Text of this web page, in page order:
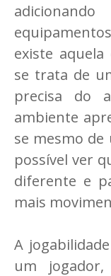
existe
se trata de
precisa do
ambiente
se mesmo de
possível ver
diferente e
mais
A
um